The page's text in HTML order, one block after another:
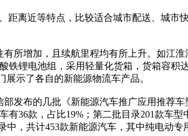
离近等特点，比较适合城市配送、城市
增加，且续航里程均有所上升。如江淮
锂电池组，采用轻量化货箱，货箱容积
示了各自的新能源物流车产品。
发布的几批《新能源汽车推广应用推荐
36款，占比19%；第二批目录201款车
，共计453款新能源汽车，其中纯电动专